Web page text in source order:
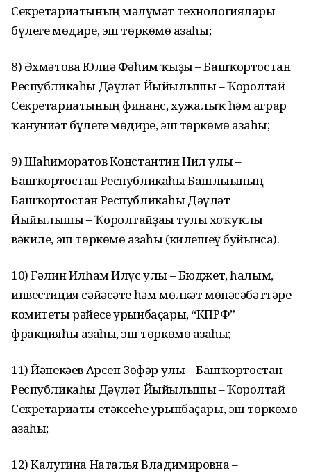
Секретариатының мәғлүмәт технологиялары
бүлеге мөдире, эш төркөмө ағзаһы;
8) Әхмәтова Юлиә Фәһим ҡыҙы – Башҡортостан
Республикаһы Дәүләт Йыйылышы – Ҡоролтай
Секретариатының финанс, хужалыҡ һәм аграр
ҡануниәт бүлеге мөдире, эш төркөмө ағзаһы;
9) Шаһиморатов Константин Нил улы –
Башҡортостан Республикаһы Башлығының
Башҡортостан Республикаһы Дәүләт
Йыйылышы – Ҡоролтайҙағы тулы хоҡуҡлы
вәкиле, эш төркөмө ағзаһы (килешеү буйынса).
10) Ғәлин Илһам Илүс улы – Бюджет, һалым,
инвестиция сәйәсәте һәм мөлкәт мөнәсәбәттәре
комитеты рәйесе урынбаҫары, “КПРФ”
фракцияһы ағзаһы, эш төркөмө ағзаһы;
11) Йәнекәев Арсен Зөфәр улы – Башҡортостан
Республикаһы Дәүләт Йыйылышы – Ҡоролтай
Секретариаты етәксеһе урынбаҫары, эш төркөмө
ағзаһы;
12) Калугина Наталья Владимировна –